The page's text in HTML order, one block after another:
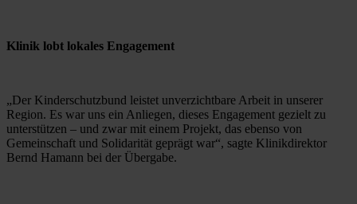
Klinik lobt lokales Engagement
„Der Kinderschutzbund leistet unverzichtbare Arbeit in unserer
Region. Es war uns ein Anliegen, dieses Engagement gezielt zu
unterstützen – und zwar mit einem Projekt, das ebenso von
Gemeinschaft und Solidarität geprägt war“, sagte Klinikdirektor
Bernd Hamann bei der Übergabe.